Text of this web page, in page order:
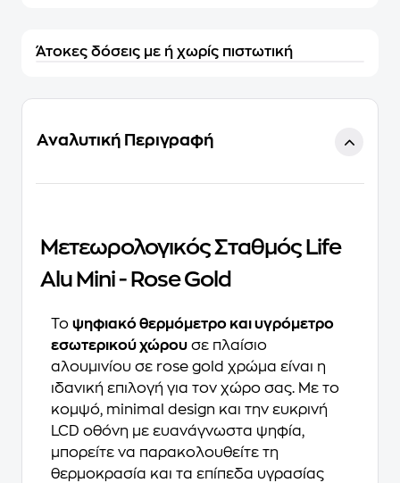
Άτοκες δόσεις με ή χωρίς πιστωτική
Αναλυτική Περιγραφή
Μετεωρολογικός Σταθμός Life
Alu Mini - Rose Gold
Το ψηφιακό θερμόμετρο και υγρόμετρο
εσωτερικού χώρου σε πλαίσιο
αλουμινίου σε rose gold χρώμα είναι η
ιδανική επιλογή για τον χώρο σας. Με το
κομψό, minimal design και την ευκρινή
LCD οθόνη με ευανάγνωστα ψηφία,
μπορείτε να παρακολουθείτε τη
θερμοκρασία και τα επίπεδα υγρασίας